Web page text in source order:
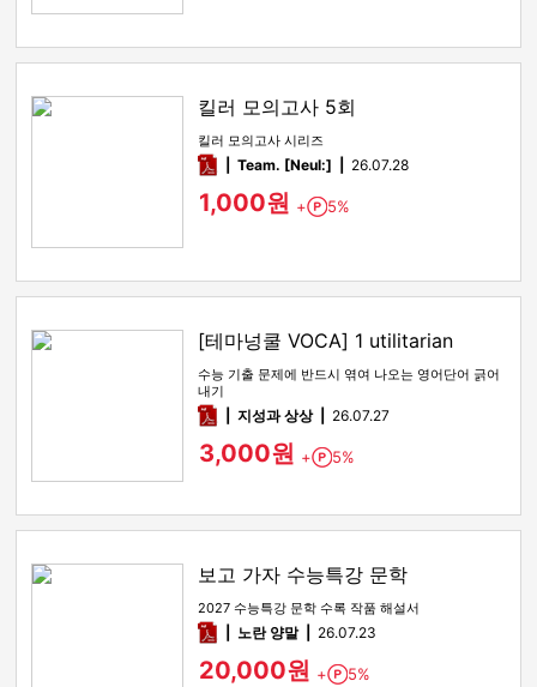
킬러 모의고사 5회
킬러 모의고사 시리즈
pdfTeam. [Neul:] 26.07.28
1,000원 + Point
5%
[테마넝쿨 VOCA] 1 utilitarian
수능 기출 문제에 반드시 엮여 나오는 영어단어 긁어
내기
pdf지성과 상상 26.07.27
3,000원 + Point
5%
보고 가자 수능특강 문학
2027 수능특강 문학 수록 작품 해설서
pdf노란 양말 26.07.23
20,000원 + Point
5%